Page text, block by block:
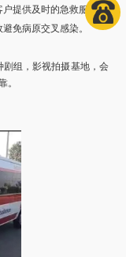
户提供及时的急救服务。
免病原交叉感染。
剧组，影视拍摄基地，会
。